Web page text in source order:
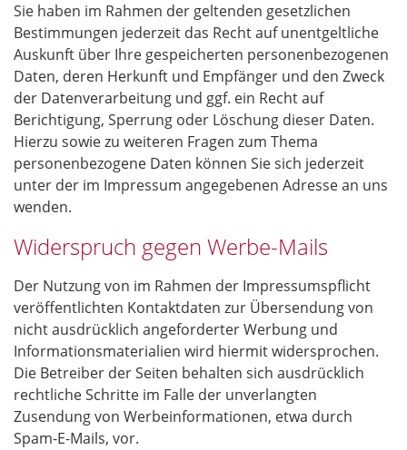
Sie haben im Rahmen der geltenden gesetzlichen
Bestimmungen jederzeit das Recht auf unentgeltliche
Auskunft über Ihre gespeicherten personenbezogenen
Daten, deren Herkunft und Empfänger und den Zweck
der Datenverarbeitung und ggf. ein Recht auf
Berichtigung, Sperrung oder Löschung dieser Daten.
Hierzu sowie zu weiteren Fragen zum Thema
personenbezogene Daten können Sie sich jederzeit
unter der im Impressum angegebenen Adresse an uns
wenden.
Widerspruch gegen Werbe-Mails
Der Nutzung von im Rahmen der Impressumspflicht
veröffentlichten Kontaktdaten zur Übersendung von
nicht ausdrücklich angeforderter Werbung und
Informationsmaterialien wird hiermit widersprochen.
Die Betreiber der Seiten behalten sich ausdrücklich
rechtliche Schritte im Falle der unverlangten
Zusendung von Werbeinformationen, etwa durch
Spam-E-Mails, vor.